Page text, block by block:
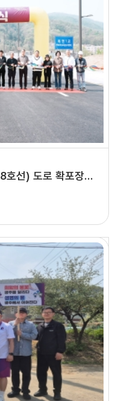
탄벌동 성남~광주간(지방도338호선) 도로 확포장공사 개통식